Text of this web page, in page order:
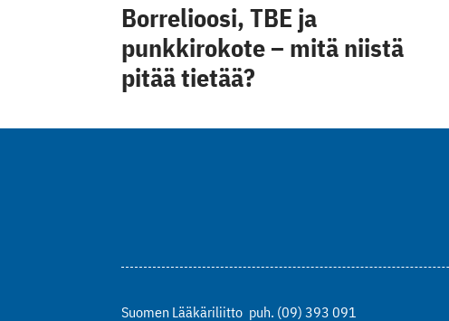
Borrelioosi, TBE ja
punkkirokote – mitä niistä
pitää tietää?
Suomen Lääkäriliitto puh. (09) 393 091